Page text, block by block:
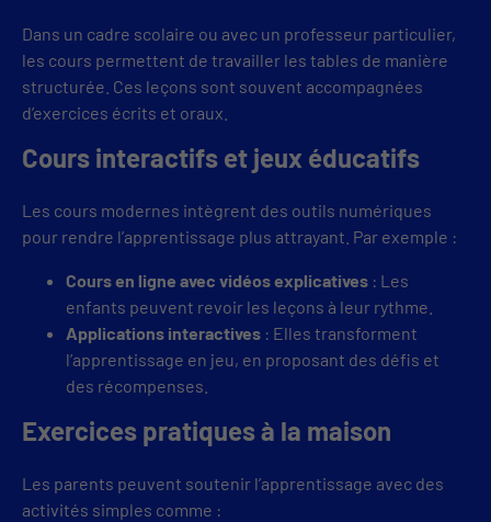
Dans un cadre scolaire ou avec un professeur particulier,
les cours permettent de travailler les tables de manière
structurée. Ces leçons sont souvent accompagnées
d’exercices écrits et oraux.
Cours interactifs et jeux éducatifs
Les cours modernes intègrent des outils numériques
pour rendre l’apprentissage plus attrayant. Par exemple :
Cours en ligne avec vidéos explicatives : Les
enfants peuvent revoir les leçons à leur rythme.
Applications interactives : Elles transforment
l’apprentissage en jeu, en proposant des défis et
des récompenses.
Exercices pratiques à la maison
Les parents peuvent soutenir l’apprentissage avec des
activités simples comme :